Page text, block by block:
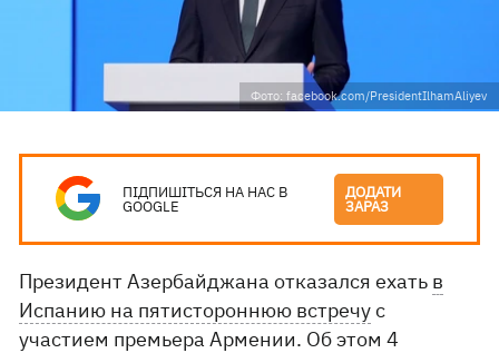
Фото: facebook.com/PresidentIlhamAliyev
ПІДПИШІТЬСЯ НА НАС В
GOOGLE
ДОДАТИ
ЗАРАЗ
Президент Азербайджана отказался ехать в
Испанию на пятистороннюю встречус
участием премьера Армении. Об этом 4